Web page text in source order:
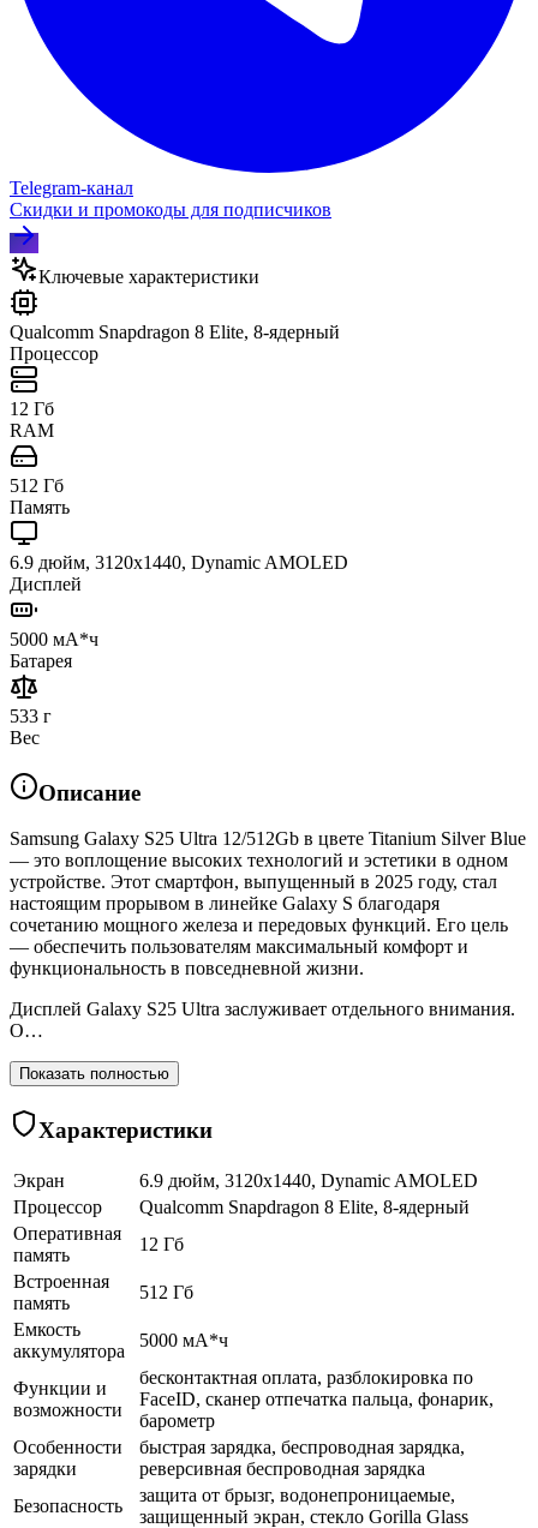
Telegram‑канал
Скидки и промокоды для подписчиков
Ключевые характеристики
Qualcomm Snapdragon 8 Elite, 8-ядерный
Процессор
12 Гб
RAM
512 Гб
Память
6.9 дюйм, 3120x1440, Dynamic AMOLED
Дисплей
5000 мА*ч
Батарея
533 г
Вес
Описание
Samsung Galaxy S25 Ultra 12/512Gb в цвете Titanium Silver Blue
— это воплощение высоких технологий и эстетики в одном
устройстве. Этот смартфон, выпущенный в 2025 году, стал
настоящим прорывом в линейке Galaxy S благодаря
сочетанию мощного железа и передовых функций. Его цель
— обеспечить пользователям максимальный комфорт и
функциональность в повседневной жизни.
Дисплей Galaxy S25 Ultra заслуживает отдельного внимания.
О…
Показать полностью
Характеристики
Экран
6.9 дюйм, 3120x1440, Dynamic AMOLED
Процессор
Qualcomm Snapdragon 8 Elite, 8-ядерный
Оперативная
память
12 Гб
Встроенная
память
512 Гб
Емкость
аккумулятора
5000 мА*ч
Функции и
возможности
бесконтактная оплата, разблокировка по
FaceID, сканер отпечатка пальца, фонарик,
барометр
Особенности
зарядки
быстрая зарядка, беспроводная зарядка,
реверсивная беспроводная зарядка
Безопасность
защита от брызг, водонепроницаемые,
защищенный экран, cтекло Gorilla Glass